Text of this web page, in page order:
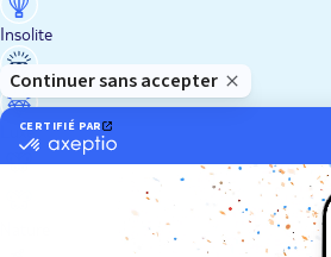
Insolite
Luxe